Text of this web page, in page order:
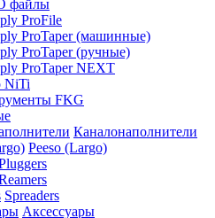
файлы
ProFile
ProTaper (машинные)
ProTaper (ручные)
ProTaper NEXT
NiTi
FKG
Каналонаполнители
Peeso (Largo)
Spreaders
Аксессуары